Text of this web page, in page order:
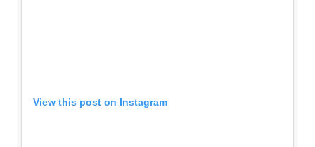
View this post on Instagram